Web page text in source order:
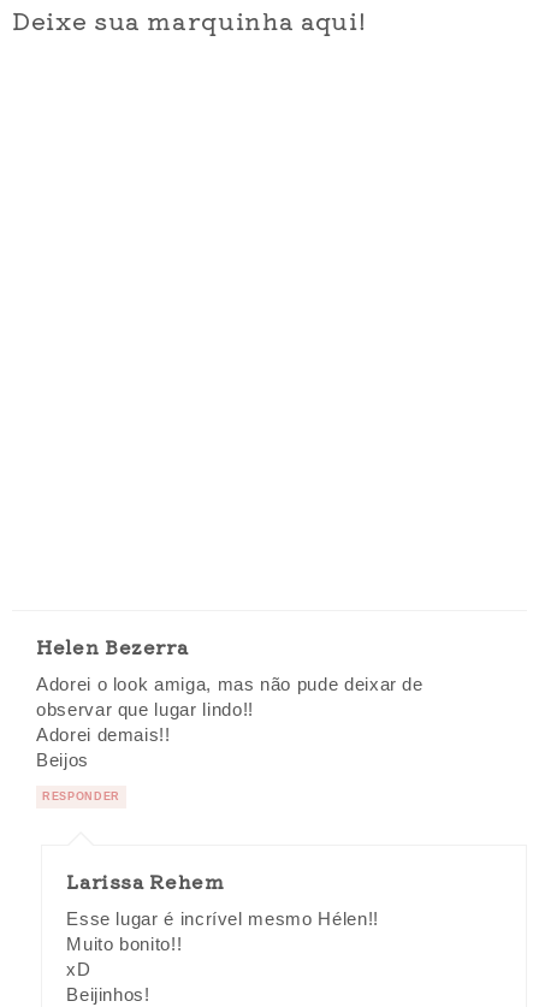
Deixe sua marquinha aqui!
Helen Bezerra
Adorei o look amiga, mas não pude deixar de
observar que lugar lindo!!
Adorei demais!!
Beijos
RESPONDER
Larissa Rehem
Esse lugar é incrível mesmo Hélen!!
Muito bonito!!
xD
Beijinhos!